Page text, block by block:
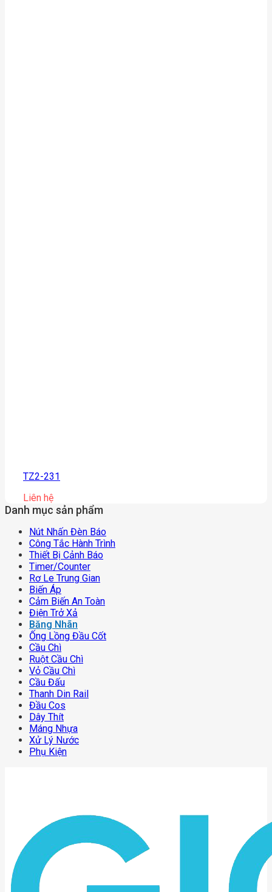
TZ2-231
Liên hệ
Danh mục sản phẩm
Nút Nhấn Đèn Báo
Công Tắc Hành Trình
Thiết Bị Cảnh Báo
Timer/counter
Rơ Le Trung Gian
Biến Áp
Cảm Biến An Toàn
Điện Trở Xả
Băng Nhãn
Ống Lồng Đầu Cốt
Cầu Chì
Ruột Cầu Chì
Vỏ Cầu Chì
Cầu Đấu
Thanh Din Rail
Đầu Cos
Dây Thít
Máng Nhựa
Xử Lý Nước
Phụ Kiện